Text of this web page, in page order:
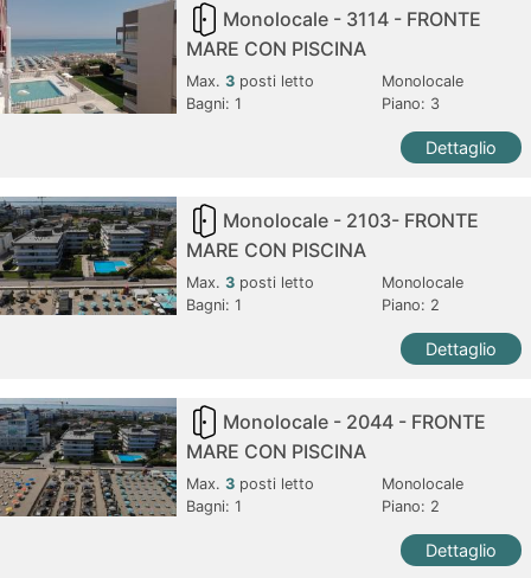
Monolocale - 3114 - FRONTE
MARE CON PISCINA
Max.3 posti letto
Monolocale
Bagni:1 Piano: 3
Dettaglio
Monolocale - 2103- FRONTE
MARE CON PISCINA
Max.3 posti letto
Monolocale
Bagni:1 Piano: 2
Dettaglio
Monolocale - 2044 - FRONTE
MARE CON PISCINA
Max.3 posti letto
Monolocale
Bagni:1 Piano: 2
Dettaglio